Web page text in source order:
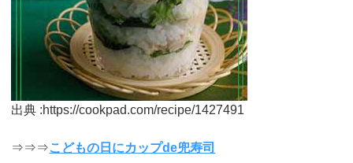
出典 :https://cookpad.com/recipe/1427491
⇒⇒⇒こどもの日にカップde兜寿司